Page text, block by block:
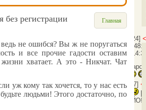
[20:47:24]
<Ботинок>Гость915: Даров!
<Ботинок> Гость841: Здарово!
[14:40:10]<Гость841> здрасти народ
<Гость587>
[19:09:27]
[19:09:38] <Гость587>
<Ботинок> Гость656: ЙО!
регистрации Главная
не ошибся? Вы ж не поругаться
и все прочие гадости оставим
хватает. А это - Никчат. Чат
уж кому так хочется, то у нас есть
людьми! Этого достаточно, по